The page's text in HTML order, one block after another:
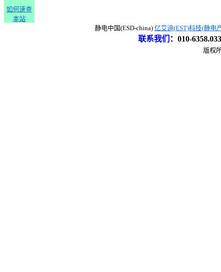
如何速查
本站
静电中国(ESD-china) 亿艾迪(EST)科技(静电
联系我们 ： 010-
版权